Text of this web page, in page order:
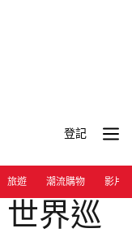
登記
旅遊 潮流購物 影片
世界巡